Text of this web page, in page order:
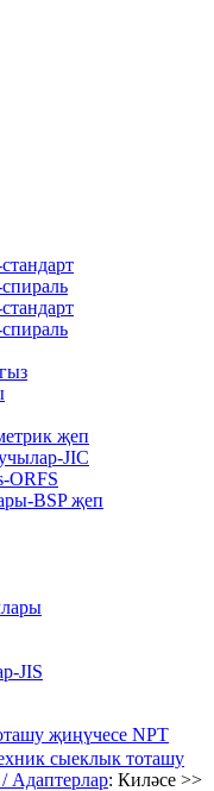
җеп
JIC
ORFS
BSP җеп
JIS
җиңүчесе NPT
сыеклык тоташу
Адаптерлар: Киләсе >>